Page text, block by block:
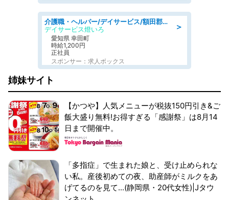
＞
介護職・ヘルパー/デイサービス/額田郡幸田町/JR東海道本線 幸田/愛知県
デイサービス燈いろ
愛知県 幸田町
時給1,200円
正社員
スポンサー：求人ボックス
姉妹サイト
【かつや】人気メニューが税抜150円引き&ご
飯大盛り無料!お得すぎる「感謝祭」は8月14
日まで開催中。
「多指症」で生まれた娘と、受け止められな
い私。産後初めての夜、助産師がミルクをあ
げてるのを見て...(静岡県・20代女性)|Jタウ